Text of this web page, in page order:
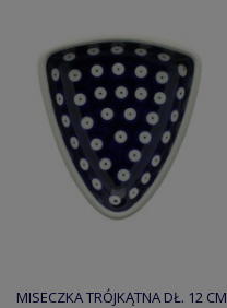
MISECZKA TRÓJKĄTNA DŁ. 12 CM